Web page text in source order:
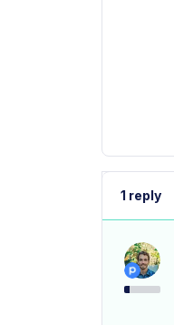
1 reply